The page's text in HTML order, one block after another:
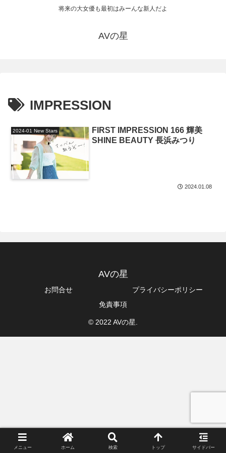
将来の大女優も最初はみーんな新人だよ
AVの星
IMPRESSION
2024-01 New Stars
FIRST IMPRESSION 166 輝美
SHINE BEAUTY 長浜みつり
2024.01.08
AVの星
お問合せ
プライバシーポリシー
免責事項
© 2022 AVの星.
メニュー ホーム 検索 トップ サイドバー